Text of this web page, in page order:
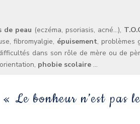
de peau (eczéma, psoriasis, acné…),
fibromyalgie, épuisement, problèmes
dans son rôle de mère ou de
phobie scolaire …
« Le bonheur n’est pas